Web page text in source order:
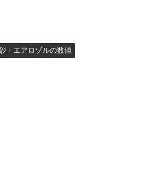
・エアロゾルの数値